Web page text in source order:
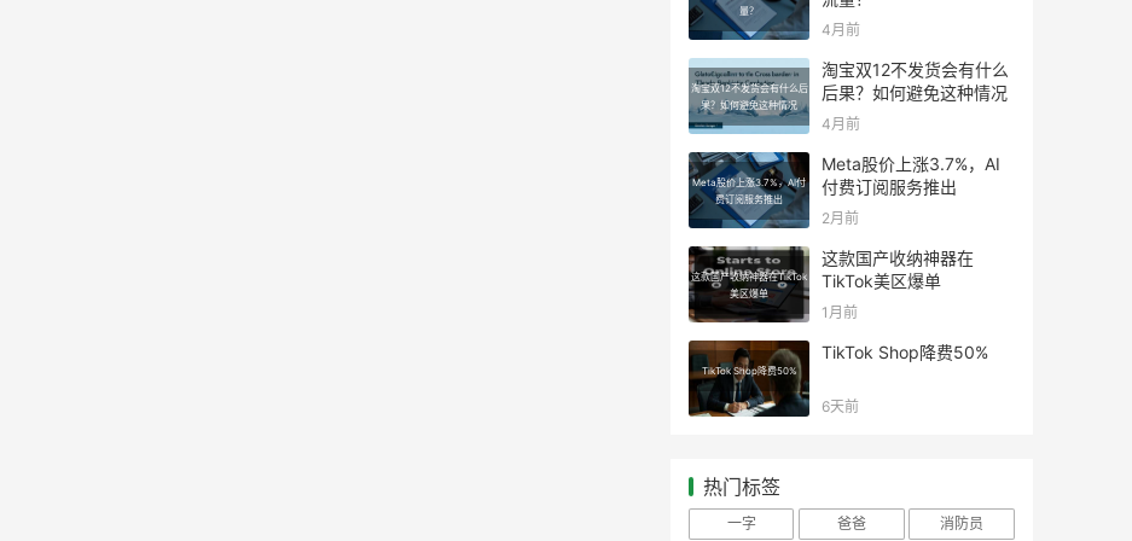
量？
4月前
淘宝双12不发货会有什么后
果？如何避免这种情况
淘宝双12不发货会有什么
后果？如何避免这种情况
4月前
Meta股价上涨3.7%，AI付
费订阅服务推出
Meta股价上涨3.7%，AI
付费订阅服务推出
2月前
这款国产收纳神器在TikTok
美区爆单
这款国产收纳神器在
TikTok美区爆单
1月前
TikTok Shop降费50%
TikTok Shop降费50%
6天前
热门标签
一字 爸爸 消防员